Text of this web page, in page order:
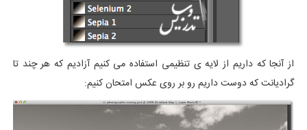
از آنجا که داریم از لایه ی تنظیمی استفاده می کنیم آزادیم که هر چند تا
گرادیانت که دوست داریم رو بر روی عکس امتحان کنیم: